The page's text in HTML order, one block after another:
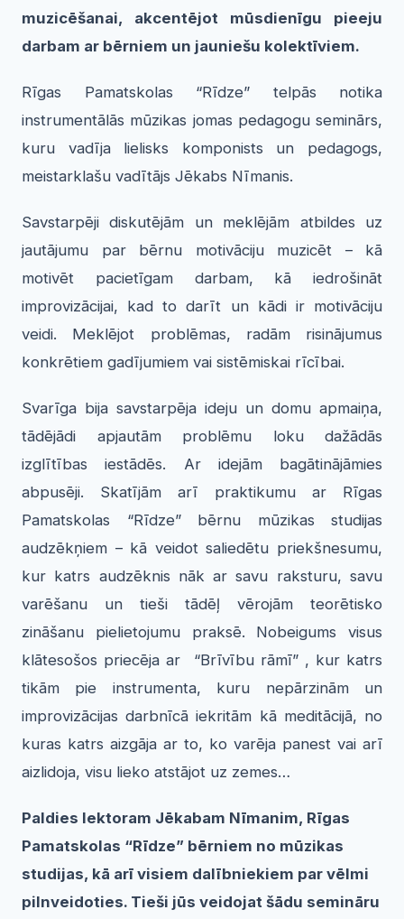
muzicēšanai, akcentējot mūsdienīgu pieeju
darbam ar bērniem un jauniešu kolektīviem.
Rīgas Pamatskolas “Rīdze” telpās notika
instrumentālās mūzikas jomas pedagogu seminārs,
kuru vadīja lielisks komponists un pedagogs,
meistarklašu vadītājs Jēkabs Nīmanis.
Savstarpēji diskutējām un meklējām atbildes uz
jautājumu par bērnu motivāciju muzicēt – kā
motivēt pacietīgam darbam, kā iedrošināt
improvizācijai, kad to darīt un kādi ir motivāciju
veidi. Meklējot problēmas, radām risinājumus
konkrētiem gadījumiem vai sistēmiskai rīcībai.
Svarīga bija savstarpēja ideju un domu apmaiņa,
tādējādi apjautām problēmu loku dažādās
izglītības iestādēs. Ar idejām bagātinājāmies
abpusēji. Skatījām arī praktikumu ar Rīgas
Pamatskolas “Rīdze” bērnu mūzikas studijas
audzēkņiem – kā veidot saliedētu priekšnesumu,
kur katrs audzēknis nāk ar savu raksturu, savu
varēšanu un tieši tādēļ vērojām teorētisko
zināšanu pielietojumu praksē. Nobeigums visus
klātesošos priecēja ar “Brīvību rāmī” , kur katrs
tikām pie instrumenta, kuru nepārzinām un
improvizācijas darbnīcā iekritām kā meditācijā, no
kuras katrs aizgāja ar to, ko varēja panest vai arī
aizlidoja, visu lieko atstājot uz zemes…
Paldies lektoram Jēkabam Nīmanim, Rīgas
Pamatskolas “Rīdze” bērniem no mūzikas
studijas, kā arī visiem dalībniekiem par vēlmi
pilnveidoties. Tieši jūs veidojat šādu semināru